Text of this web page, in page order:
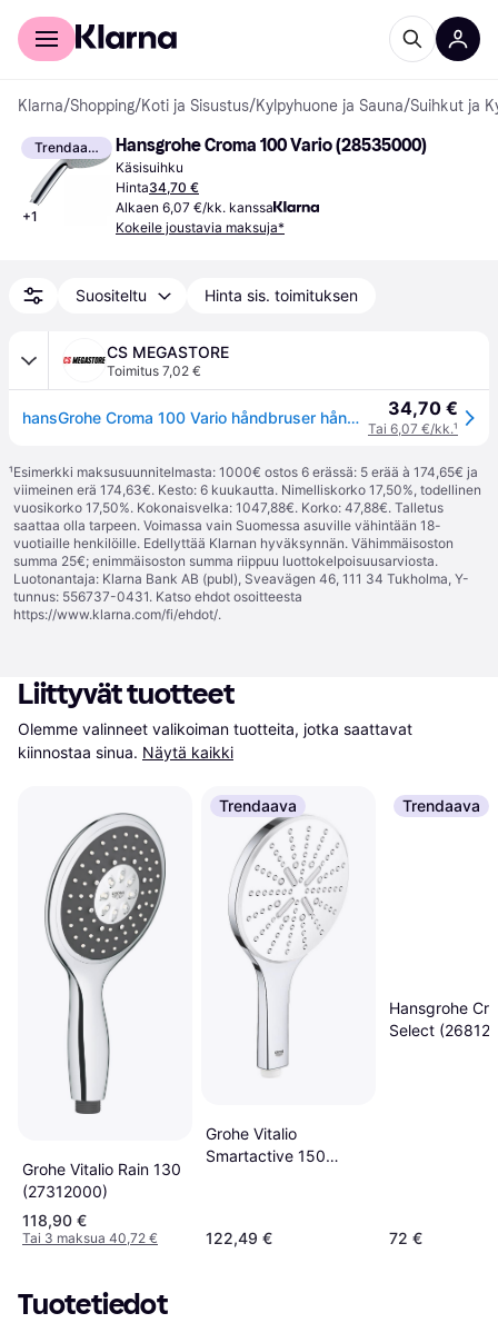
Kuluttajille
Klarna/Shopping/Koti ja Sisustus/Kylpyhuone ja Sauna/Suihkut ja
Trendaava
+1
Hansgrohe Croma 100 Vario (28535000)
Käsisuihku
Hinta34,70 €
Alkaen 6,07 €/kk. kanssa
Kokeile joustavia maksuja*
Suositeltu Hinta sis. toimituksen
CS MEGASTORE
Toimitus 7,02 €
hansGrohe Croma 100 Vario håndbruser håndbruser 34,70 €
Tai 6,07 €/kk.¹
¹Esimerkki maksusuunnitelmasta: 1000€ ostos 6 erässä: 5 erää à 174,65€ ja
viimeinen erä 174,63€. Kesto: 6 kuukautta. Nimelliskorko 17,50%, todellinen
vuosikorko 17,50%. Kokonaisvelka: 1047,88€. Korko: 47,88€. Talletus
saattaa olla tarpeen. Voimassa vain Suomessa asuville vähintään 18-
vuotiaille henkilöille. Edellyttää Klarnan hyväksynnän. Vähimmäisoston
summa 25€; enimmäisoston summa riippuu luottokelpoisuusarviosta.
Luotonantaja: Klarna Bank AB (publ), Sveavägen 46, 111 34 Tukholma, Y-
tunnus: 556737-0431. Katso ehdot osoitteesta
https://www.klarna.com/fi/ehdot/.
Liittyvät tuotteet
Olemme valinneet valikoiman tuotteita, jotka saattavat
kiinnostaa sinua. Näytä kaikki
Grohe Vitalio Rain 130
(27312000)
118,90 €
Tai 3 maksua 40,72 €
Trendaava
Grohe Vitalio
Smartactive 150
122,49 €
Trendaava
Hansgrohe
Select
72 €
Tuotetiedot